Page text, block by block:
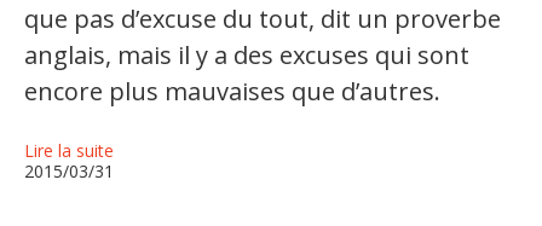
que pas d’excuse du tout, dit un proverbe
anglais, mais il y a des excuses qui sont
encore plus mauvaises que d’autres.
Lire la suite
2015/03/31